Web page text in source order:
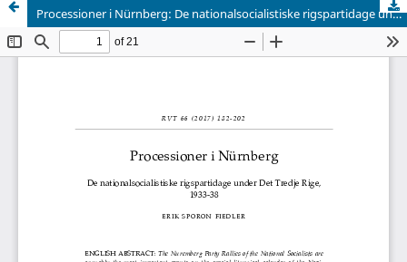
Processioner i Nürnberg: De nationalsocialistiske rigspartidage under Det Tredje Rige, 1933-38